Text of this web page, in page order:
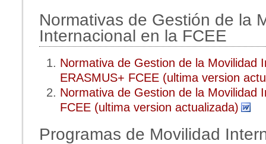
Normativas de Gestión de la
Internacional en la FCEE
Normativa de Gestion de la Movilidad
ERASMUS+ FCEE (ultima version
Normativa de Gestion de la Movilidad
FCEE (ultima version actualizada)
Programas de Movilidad